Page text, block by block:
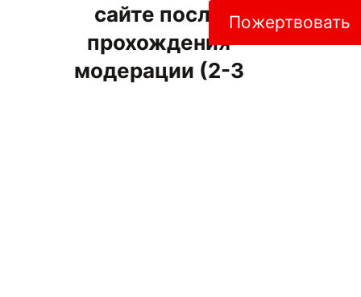
сайте после
прохождения
модерации (2-3
Пожертвовать